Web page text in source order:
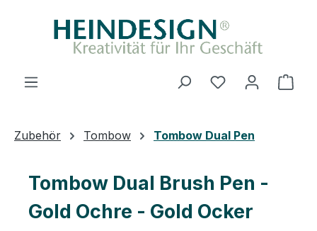
Zum Hauptinhalt springen
Du hast 0
Zubehör Tombow Tombow Dual Pen
Tombow Dual Brush Pen -
Gold Ochre - Gold Ocker